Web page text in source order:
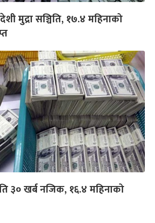
मुद्रा सञ्चिति, १७.४ महिनाको
३० खर्ब नजिक, १६.४ महिनाको